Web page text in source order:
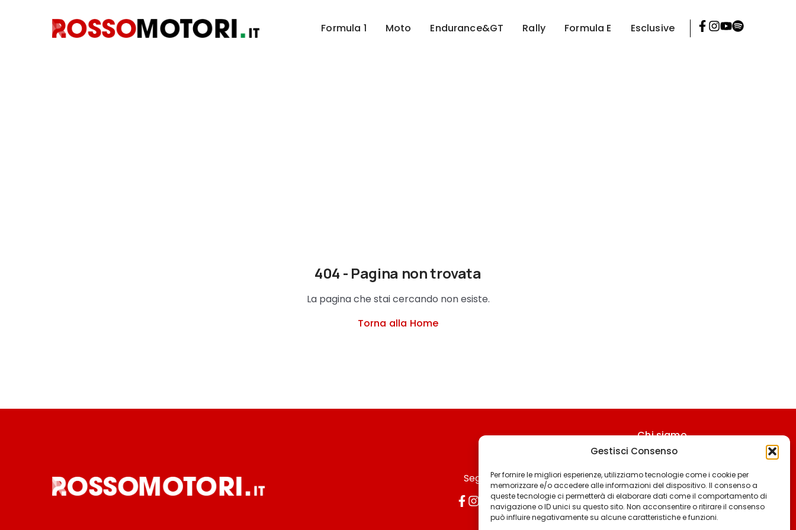
Gestisci Consenso
Per fornire le migliori esperienze, utilizziamo tecnologie come i cookie per
memorizzare e/o accedere alle informazioni del dispositivo. Il consenso a
queste tecnologie ci permetterà di elaborare dati come il comportamento di
navigazione o ID unici su questo sito. Non acconsentire o ritirare il consenso
può influire negativamente su alcune caratteristiche e funzioni.
Formula 1 Moto Endurance&GT Rally Formula E Esclusive
404 - Pagina non trovata
La pagina che stai cercando non esiste.
Torna alla Home
Seguici
Chi siamo
Contattaci
Termini & Condizioni
Cookie policy
Privacy policy